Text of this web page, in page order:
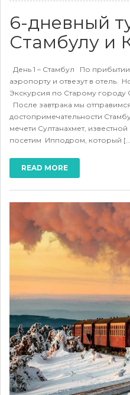
6-дневный
Стамбулу и
День 1 – Стамбул По прибытии
аэропорту и отвезут в отель.
Экскурсия по Старому городу
После завтрака мы
достопримечательности
мечети Султанахмет,
посетим Ипподром, который
READ MORE